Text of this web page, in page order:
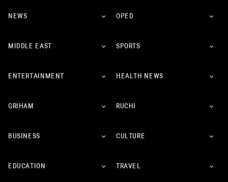
NEWS OPED
MIDDLE EAST SPORTS
ENTERTAINMENT HEALTH NEWS
GRIHAM RUCHI
BUSINESS CULTURE
EDUCATION TRAVEL